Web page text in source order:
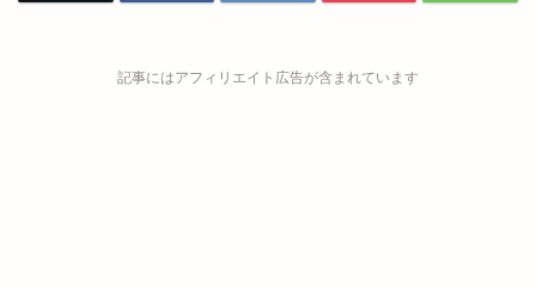
記事にはアフィリエイト広告が含まれています